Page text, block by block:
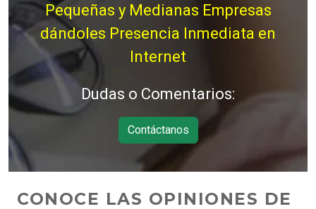
Pequeñas y Medianas Empresas
dándoles Presencia Inmediata en
Internet
Dudas o Comentarios:
Contáctanos
CONOCE LAS OPINIONES DE